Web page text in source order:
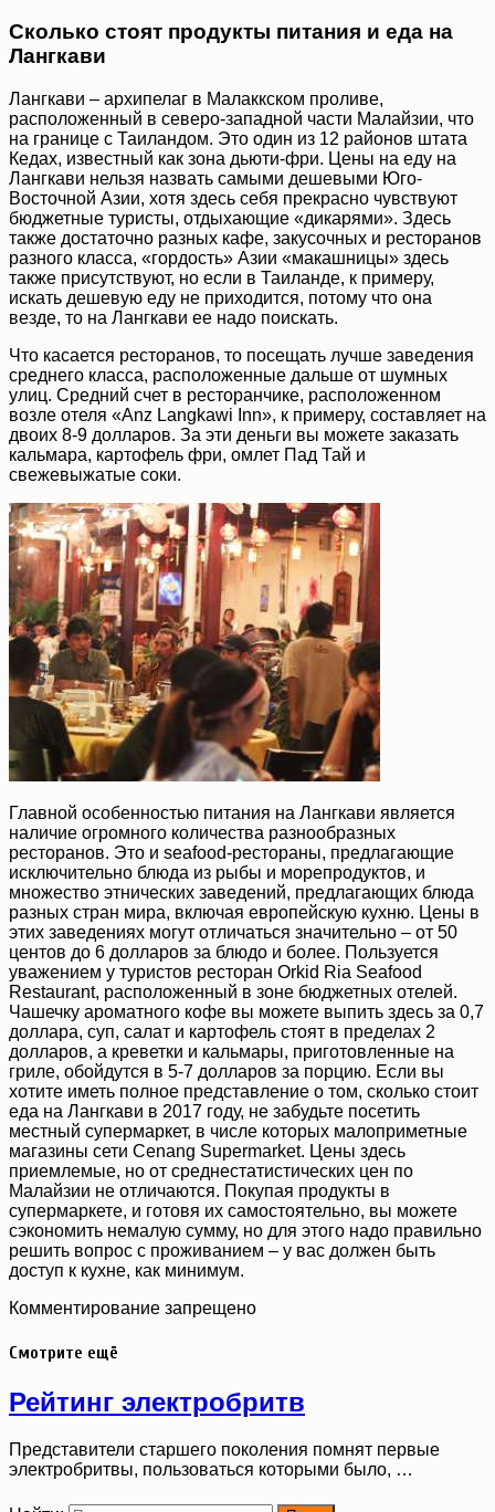
Сколько стоят продукты питания и еда на
Лангкави
Лангкави – архипелаг в Малаккском проливе,
расположенный в северо-западной части Малайзии, что
на границе с Таиландом. Это один из 12 районов штата
Кедах, известный как зона дьюти-фри. Цены на еду на
Лангкави нельзя назвать самыми дешевыми Юго-
Восточной Азии, хотя здесь себя прекрасно чувствуют
бюджетные туристы, отдыхающие «дикарями». Здесь
также достаточно разных кафе, закусочных и ресторанов
разного класса, «гордость» Азии «макашницы» здесь
также присутствуют, но если в Таиланде, к примеру,
искать дешевую еду не приходится, потому что она
везде, то на Лангкави ее надо поискать.
Что касается ресторанов, то посещать лучше заведения
среднего класса, расположенные дальше от шумных
улиц. Средний счет в ресторанчике, расположенном
возле отеля «Anz Langkawi Inn», к примеру, составляет на
двоих 8-9 долларов. За эти деньги вы можете заказать
кальмара, картофель фри, омлет Пад Тай и
свежевыжатые соки.
Главной особенностью питания на Лангкави является
наличие огромного количества разнообразных
ресторанов. Это и seafood-рестораны, предлагающие
исключительно блюда из рыбы и морепродуктов, и
множество этнических заведений, предлагающих блюда
разных стран мира, включая европейскую кухню. Цены в
этих заведениях могут отличаться значительно – от 50
центов до 6 долларов за блюдо и более. Пользуется
уважением у туристов ресторан Orkid Ria Seafood
Restaurant, расположенный в зоне бюджетных отелей.
Чашечку ароматного кофе вы можете выпить здесь за 0,7
доллара, суп, салат и картофель стоят в пределах 2
долларов, а креветки и кальмары, приготовленные на
гриле, обойдутся в 5-7 долларов за порцию. Если вы
хотите иметь полное представление о том, сколько стоит
еда на Лангкави в 2017 году, не забудьте посетить
местный супермаркет, в числе которых малоприметные
магазины сети Cenang Supermarket. Цены здесь
приемлемые, но от среднестатистических цен по
Малайзии не отличаются. Покупая продукты в
супермаркете, и готовя их самостоятельно, вы можете
сэкономить немалую сумму, но для этого надо правильно
решить вопрос с проживанием – у вас должен быть
доступ к кухне, как минимум.
Комментирование запрещено
Смотрите ещё
Рейтинг электробритв
Представители старшего поколения помнят первые
электробритвы, пользоваться которыми было, …